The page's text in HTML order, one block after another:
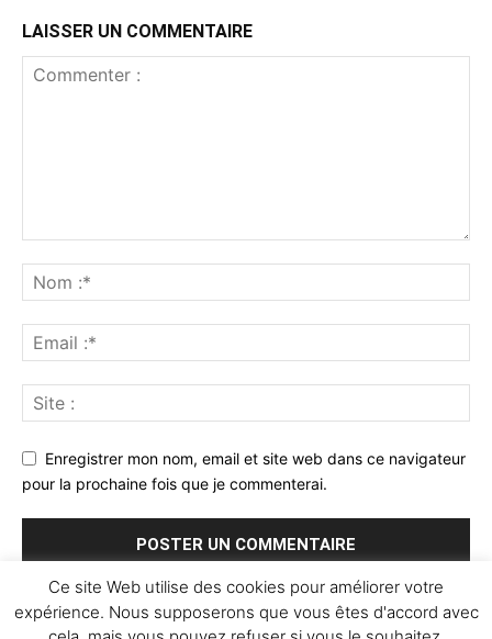
LAISSER UN COMMENTAIRE
Enregistrer mon nom, email et site web dans ce navigateur
pour la prochaine fois que je commenterai.
Ce site Web utilise des cookies pour améliorer votre
expérience. Nous supposerons que vous êtes d'accord avec